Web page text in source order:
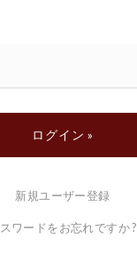
新規ユーザー登録
ワードをお忘れですか ?